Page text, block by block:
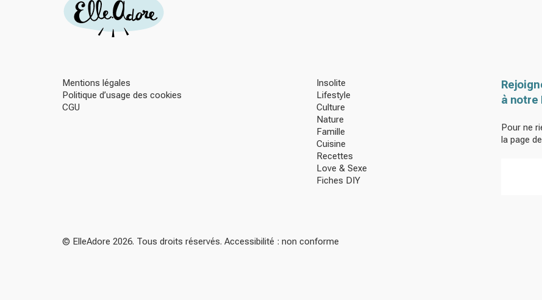
Mentions légales
Politique d’usage des cookies
CGU
Insolite
Lifestyle
Culture
Nature
Famille
Cuisine
Recettes
Love & Sexe
Fiches DIY
à notre
Pour ne
la page
© ElleAdore 2026. Tous droits réservés. Accessibilité : non conforme